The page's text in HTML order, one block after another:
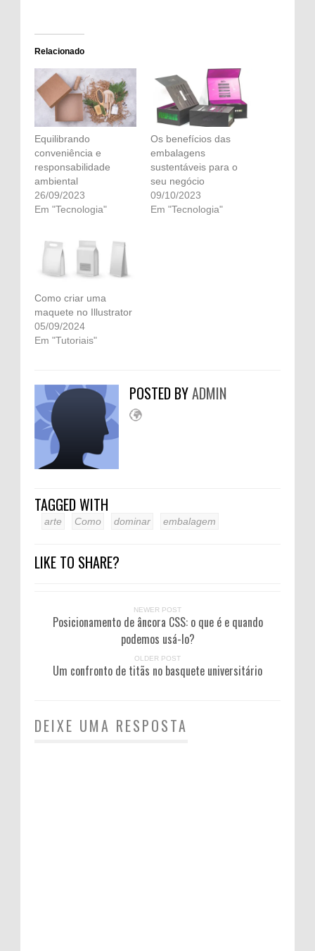
Relacionado
Equilibrando
conveniência e
responsabilidade
ambiental
26/09/2023
Em "Tecnologia"
Os benefícios das
embalagens
sustentáveis ​​para o
seu negócio
09/10/2023
Em "Tecnologia"
Como criar uma
maquete no Illustrator
05/09/2024
Em "Tutoriais"
POSTED BYADMIN
TAGGED WITH
arte Como dominar embalagem
LIKE TO SHARE?
NEWER POST
Posicionamento de âncora CSS: o que é e quando
podemos usá-lo?
OLDER POST
Um confronto de titãs no basquete universitário
DEIXE UMA RESPOSTA